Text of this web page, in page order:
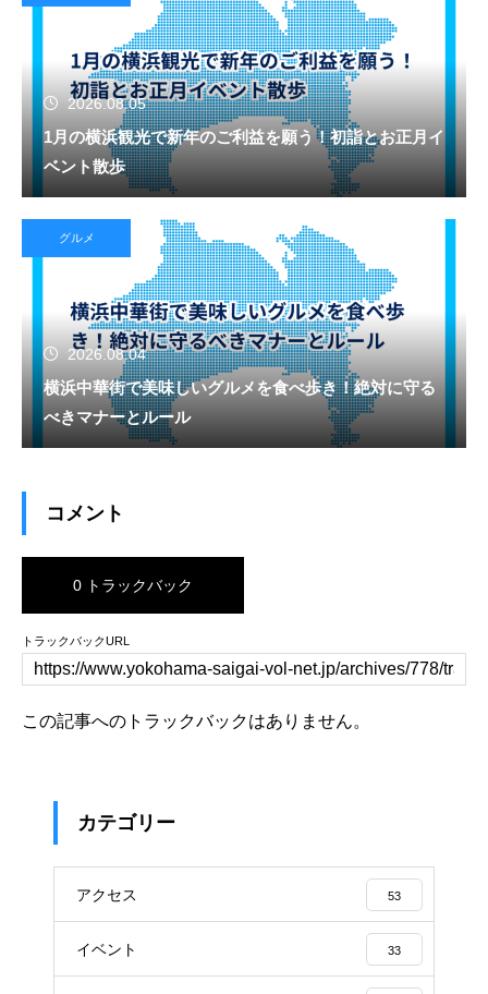
2026.08.05
1月の横浜観光で新年のご利益を願う！初詣とお正月イ
ベント散歩
グルメ
2026.08.04
横浜中華街で美味しいグルメを食べ歩き！絶対に守る
べきマナーとルール
コメント
0 トラックバック
トラックバックURL
この記事へのトラックバックはありません。
カテゴリー
アクセス 53
イベント 33